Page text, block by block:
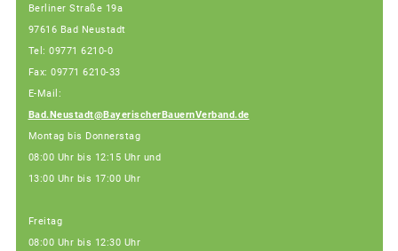
Berliner Straße 19a
97616 Bad Neustadt
Tel: 09771 6210-0
Fax: 09771 6210-33
E-Mail:
Bad.Neustadt@BayerischerBauernVerband.de
Montag bis Donnerstag
08:00 Uhr bis 12:15 Uhr und
13:00 Uhr bis 17:00 Uhr
Freitag
08:00 Uhr bis 12:30 Uhr